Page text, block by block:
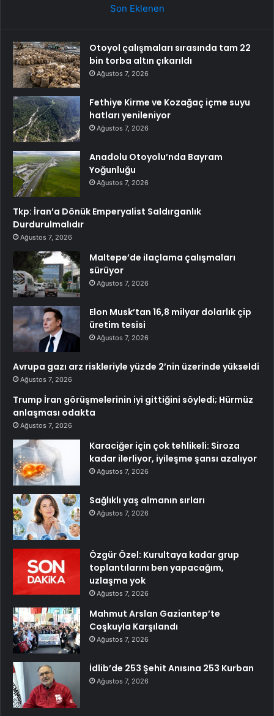
Son Eklenen
Otoyol çalışmaları sırasında tam 22
bin torba altın çıkarıldı
Ağustos 7, 2026
Fethiye Kirme ve Kozağaç içme suyu
hatları yenileniyor
Ağustos 7, 2026
Anadolu Otoyolu’nda Bayram
Yoğunluğu
Ağustos 7, 2026
Tkp: İran’a Dönük Emperyalist Saldırganlık
Durdurulmalıdır
Ağustos 7, 2026
Maltepe’de ilaçlama çalışmaları
sürüyor
Ağustos 7, 2026
Elon Musk’tan 16,8 milyar dolarlık çip
üretim tesisi
Ağustos 7, 2026
Avrupa gazı arz riskleriyle yüzde 2’nin üzerinde yükseldi
Ağustos 7, 2026
Trump İran görüşmelerinin iyi gittiğini söyledi; Hürmüz
anlaşması odakta
Ağustos 7, 2026
Karaciğer için çok tehlikeli: Siroza
kadar ilerliyor, iyileşme şansı azalıyor
Ağustos 7, 2026
Sağlıklı yaş almanın sırları
Ağustos 7, 2026
Özgür Özel: Kurultaya kadar grup
toplantılarını ben yapacağım,
uzlaşma yok
Ağustos 7, 2026
Mahmut Arslan Gaziantep’te
Coşkuyla Karşılandı
Ağustos 7, 2026
İdlib’de 253 Şehit Anısına 253 Kurban
Ağustos 7, 2026